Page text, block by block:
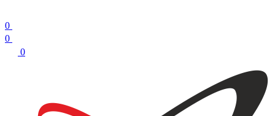
0
0
0